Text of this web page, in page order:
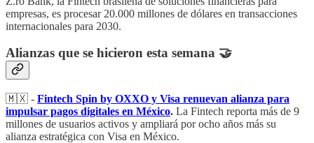
empresas, es procesar 20.000 millones de dólares en transacciones
internacionales para 2030.
Alianzas que se hicieron esta semana 🤝
🇲🇽 - Fintech Spin by OXXO y Visa renuevan alianza para
impulsar pagos digitales en México. La Fintech reporta más de 9
millones de usuarios activos y ampliará por ocho años más su
alianza estratégica con Visa en México.